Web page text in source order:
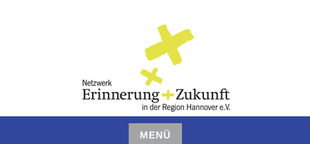
NETZWERK ERINNERUNG UND
MENÜ